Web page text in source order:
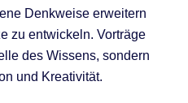
Denkweise erweitern
zu entwickeln. Vorträge
des Wissens, sondern
und Kreativität.